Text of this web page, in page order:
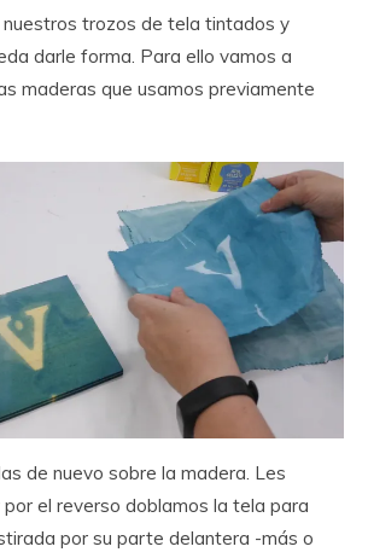
trozos de tela tintados y
darle forma. Para ello vamos a
maderas que usamos previamente
de nuevo sobre la madera. Les
el reverso doblamos la tela para
por su parte delantera -más o